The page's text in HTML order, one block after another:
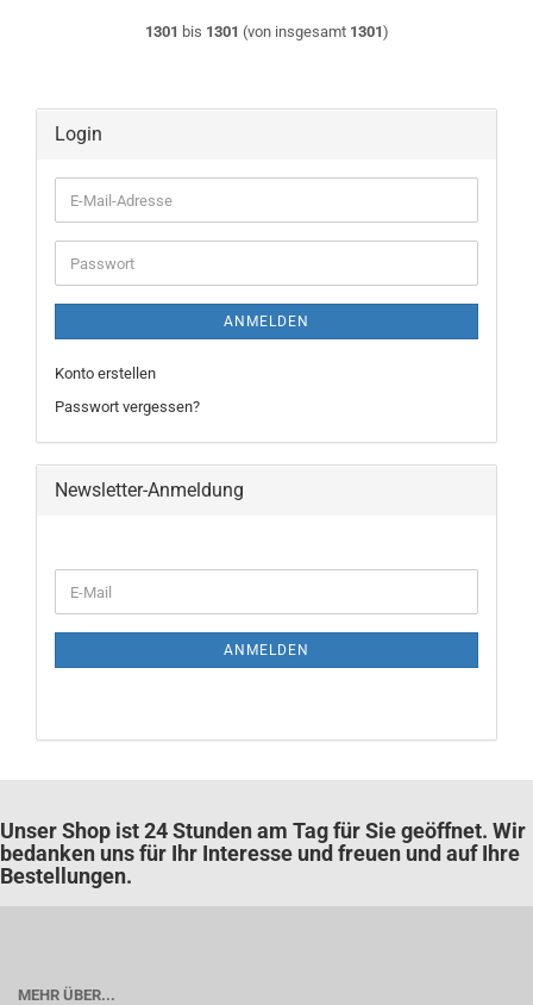
1301 bis 1301 (von insgesamt 1301)
Login
E-
Mail-
Adresse
Passwort
ANMELDEN
Konto erstellen
Passwort vergessen?
Newsletter-Anmeldung
ZUR
E-
Mail
ANMELDEN
Unser Shop ist 24 Stunden am Tag für Sie geöffnet. Wir
bedanken uns für Ihr Interesse und freuen und auf Ihre
Bestellungen.
MEHR ÜBER...